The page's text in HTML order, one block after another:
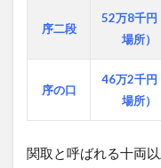
序二段
52万8千円
場所）
序の口
46万2千円
場所）
関取と呼ばれる十両